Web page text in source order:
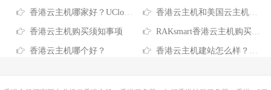
香港云主机哪家好？UCloud香港云主机方案推荐 香港云主机和美国云主机哪个好？香港云主机和美国云主机的区别
香港云主机购买须知事项 RAKsmart香港云主机购买教程
香港云主机哪个好？ 香港云主机建站怎么样？优质香港云主机推荐